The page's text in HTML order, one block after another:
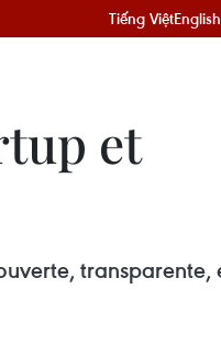
Tiếng ViệtEnglish
et
transparente,